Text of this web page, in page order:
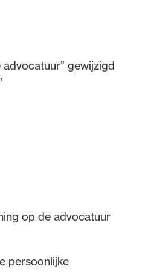
gewijzigd
op de advocatuur
persoonlijke